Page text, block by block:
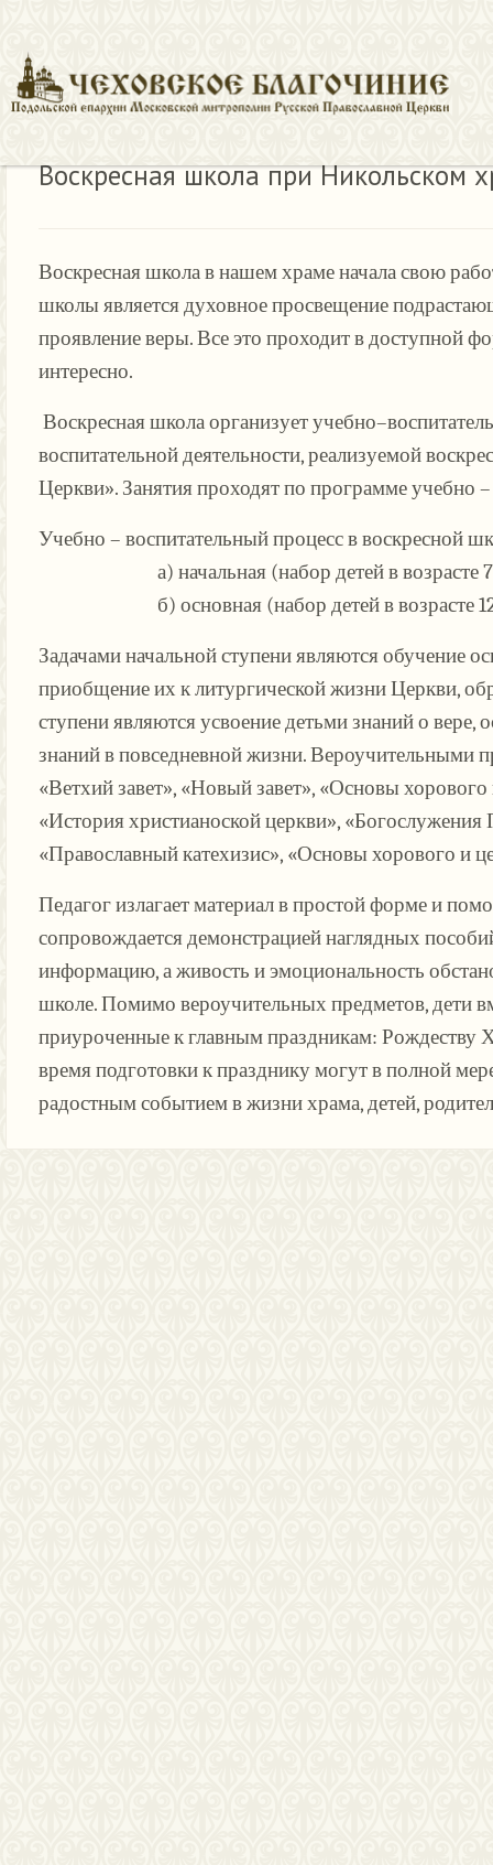
Воскресная школа при Никольском
Воскресная школа в нашем храме начала свою
школы является духовное просвещение
проявление веры. Все это проходит в доступной
интересно.
Воскресная школа организует
воспитательной деятельности, реализуемой
Церкви». Занятия проходят по программе учебно
Учебно – воспитательный процесс в воскресной
а) начальная (набор детей в возрасте 7-11
б) основная (набор детей в возрасте 12-16
Задачами начальной ступени являются обучение
приобщение их к литургической жизни Церкви,
ступени являются усвоение детьми знаний о
знаний в повседневной жизни. Вероучительными
«Ветхий завет», «Новый завет», «Основы
«История христианоской церкви»,
«Православный катехизис», «Основы хорового и
Педагог излагает материал в простой форме и
сопровождается демонстрацией наглядных
информацию, а живость и эмоциональность
школе. Помимо вероучительных предметов, дети
приуроченные к главным праздникам:
время подготовки к празднику могут в полной
радостным событием в жизни храма, детей,